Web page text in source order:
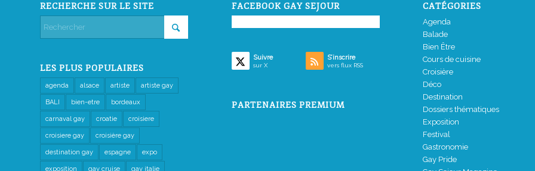
RECHERCHE SUR LE SITE
LES PLUS POPULAIRES
agenda alsace artiste artiste gay
BALI bien-etre bordeaux
carnaval gay croatie croisiere
croisiere gay croisière gay
destination gay espagne expo
exposition gay cruise gay italie
FACEBOOK GAY SEJOUR
Suivre
sur X
S’inscrire
vers flux RSS
PARTENAIRES PREMIUM
CATÉGORIES
Agenda
Balade
Bien Être
Cours de cuisine
Croisière
Déco
Destination
Dossiers thématiques
Exposition
Festival
Gastronomie
Gay Pride